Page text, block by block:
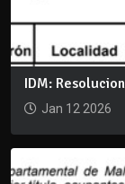
IDM:
Jan 12 2026